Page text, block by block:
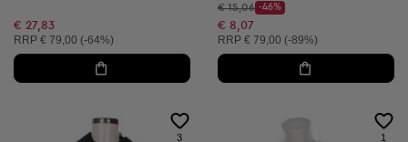
€ 27,83
Unverbindliche Preisempfehlung:
RRP € 79,00 (-64%)
Startpreis:
€ 15,06
Discount Price:
-46%
Reduzierter Preis:
€ 8,07
Unverbindliche Preisempfehlung:
RRP € 79,00 (-89%)
3 1